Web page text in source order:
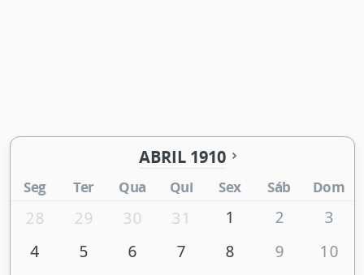
ABRIL 1910
Seg Ter Qua Qui Sex Sáb Dom
28 29 30 31 1 2
3
4
5 6 7 8 9
10